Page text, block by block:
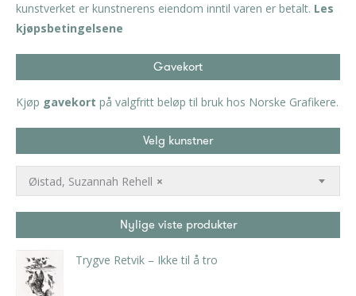
kunstverket er kunstnerens eiendom inntil varen er betalt. Les
kjøpsbetingelsene
Gavekort
Kjøp gavekort på valgfritt beløp til bruk hos Norske Grafikere.
Velg kunstner
×
Øistad, Suzannah Rehell
Nylige viste produkter
Trygve Retvik – Ikke til å tro